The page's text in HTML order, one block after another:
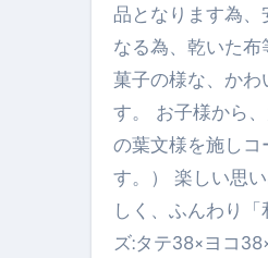
ム
な
使
英
【
品となります為
なる為、乾いた
菓子の様な、か
す。 お子様から
の葉文様を施し
す。） 楽しい思
しく、ふんわり
ズ:タテ38×ヨコ